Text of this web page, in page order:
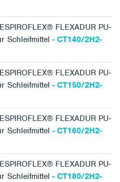
FLEXADUR PU-
Schleifmittel - CT140/2H2-
FLEXADUR PU-
Schleifmittel - CT150/2H2-
FLEXADUR PU-
Schleifmittel - CT160/2H2-
FLEXADUR PU-
Schleifmittel - CT180/2H2-